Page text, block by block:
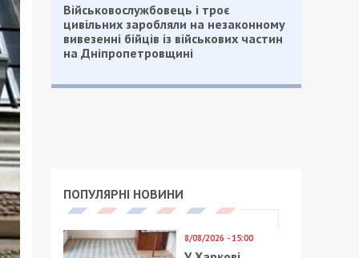
Військовослужбовець і троє
цивільних заробляли на незаконному
вивезенні бійців із військових частин
на Дніпропетровщині
ПОПУЛЯРНІ НОВИНИ
8/08/2026 - 15:00